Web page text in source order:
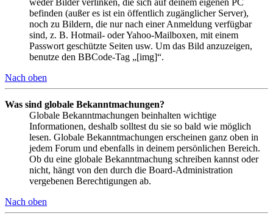
befinden (außer es ist ein öffentlich zugänglicher Server),
noch zu Bildern, die nur nach einer Anmeldung verfügbar
sind, z. B. Hotmail- oder Yahoo-Mailboxen, mit einem
Passwort geschützte Seiten usw. Um das Bild anzuzeigen,
benutze den BBCode-Tag „[img]“.
Nach oben
Was sind globale Bekanntmachungen?
Globale Bekanntmachungen beinhalten wichtige
Informationen, deshalb solltest du sie so bald wie möglich
lesen. Globale Bekanntmachungen erscheinen ganz oben in
jedem Forum und ebenfalls in deinem persönlichen Bereich.
Ob du eine globale Bekanntmachung schreiben kannst oder
nicht, hängt von den durch die Board-Administration
vergebenen Berechtigungen ab.
Nach oben